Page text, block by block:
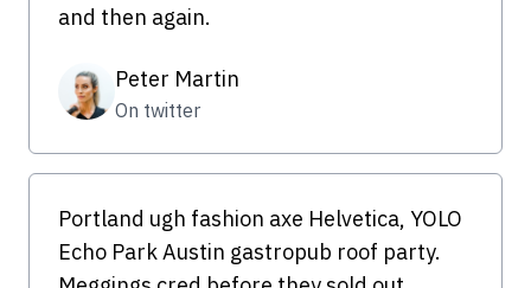
and then again.
Peter Martin
On twitter
Portland ugh fashion axe Helvetica, YOLO
Echo Park Austin gastropub roof party.